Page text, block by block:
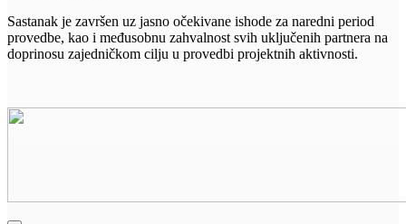
Sastanak je završen uz jasno očekivane ishode za naredni period
provedbe, kao i međusobnu zahvalnost svih uključenih partnera na
doprinosu zajedničkom cilju u provedbi projektnih aktivnosti.